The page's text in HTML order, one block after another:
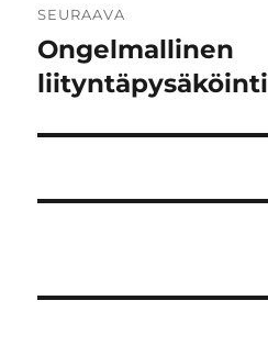
SEURAAVA
Seuraava
artikkeli:
Ongelmallinen
liityntäpysäköinti